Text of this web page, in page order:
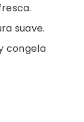
suave.
congela